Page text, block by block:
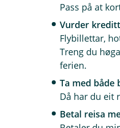
Pass på at
Vurder
Flybillettar,
Treng du
ferien.
Ta med både
Då har du eit
Betal reisa